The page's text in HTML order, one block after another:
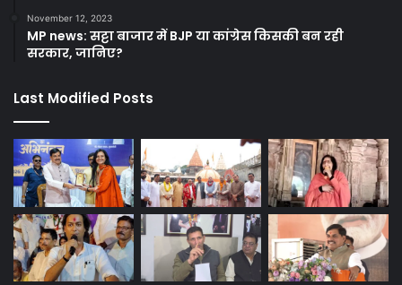
November 12, 2023
MP news: सट्टा बाजार में BJP या कांग्रेस किसकी बन रही
सरकार, जानिए?
Last Modified Posts